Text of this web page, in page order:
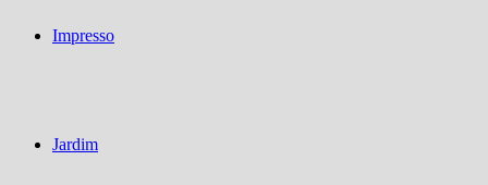
Impresso
Jardim